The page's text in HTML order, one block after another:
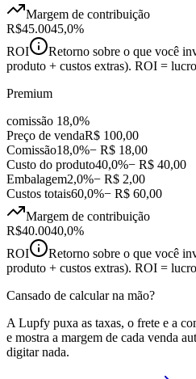
Margem de contribuição
R$45.0045,0%
ROI
Retorno sobre o que você
produto + custos extras). ROI =
Premium
comissão 18,0%
Preço de vendaR$ 100,00
Comissão18,0%− R$ 18,00
Custo do produto40,0%− R$ 40,00
Embalagem2,0%− R$ 2,00
Custos totais60,0%− R$ 60,00
Margem de contribuição
R$40.0040,0%
ROI
Retorno sobre o que você
produto + custos extras). ROI =
Cansado de calcular na mão?
A Lupfy puxa as taxas, o frete e a
e mostra a margem de cada venda
digitar nada.